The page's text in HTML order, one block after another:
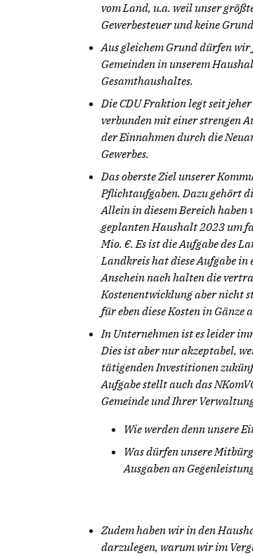
vom Land, u.a. weil unser
Gewerbesteuer und keine
Aus gleichem Grund dürfen
Gemeinden in unserem
Gesamthaushaltes.
Die CDU Fraktion legt seit
verbunden mit einer strengen
der Einnahmen durch die
Gewerbes.
Das oberste Ziel unserer
Pflichtaufgaben. Dazu gehört
Allein in diesem Bereich
geplanten Haushalt 2023 um
Mio. €. Es ist die Aufgabe des
Landkreis hat diese Aufgabe
Anschein nach halten die
Kostenentwicklung aber nicht
für eben diese Kosten in Gänze
In Unternehmen ist es leider
Dies ist aber nur akzeptabel,
tätigenden Investitionen
Aufgabe stellt auch das
Gemeinde und Ihrer
Wie werden denn unsere
Was dürfen unsere
Ausgaben an
Zudem haben wir in den
darzulegen, warum wir im